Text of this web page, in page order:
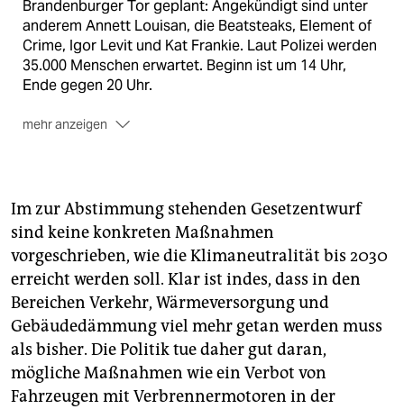
Brandenburger Tor geplant: Angekündigt sind unter
anderem Annett Louisan, die Beatsteaks, Element of
Crime, Igor Levit und Kat Frankie. Laut Polizei werden
35.000 Menschen erwartet. Beginn ist um 14 Uhr,
Ende gegen 20 Uhr.
mehr anzeigen
Sonntag beachten! Erste Ergebnisse werden gegen
19 Uhr erwartet. Da ein Erfolg des Entscheids aber
vor allem vom Erreichen des Quorums von rund
609.000 Ja-Stimmen abhängen dürfte, könnte es eine
lange Nacht werden. Alle Ergebnisse dann auf
taz.de/berlin(taz)
Im zur Abstimmung stehenden Gesetzentwurf
sind keine konkreten Maßnahmen
vorgeschrieben, wie die Klimaneutralität bis 2030
erreicht werden soll. Klar ist indes, dass in den
Bereichen Verkehr, Wärmeversorgung und
Gebäudedämmung viel mehr getan werden muss
als bisher. Die Politik tue daher gut daran,
mögliche Maßnahmen wie ein Verbot von
Fahrzeugen mit Verbrennermotoren in der